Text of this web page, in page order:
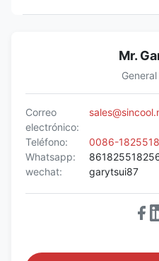
Mr.
Correo
electrónico:
Teléfono:
0086-
Whatsapp:
wechat:
garytsui87